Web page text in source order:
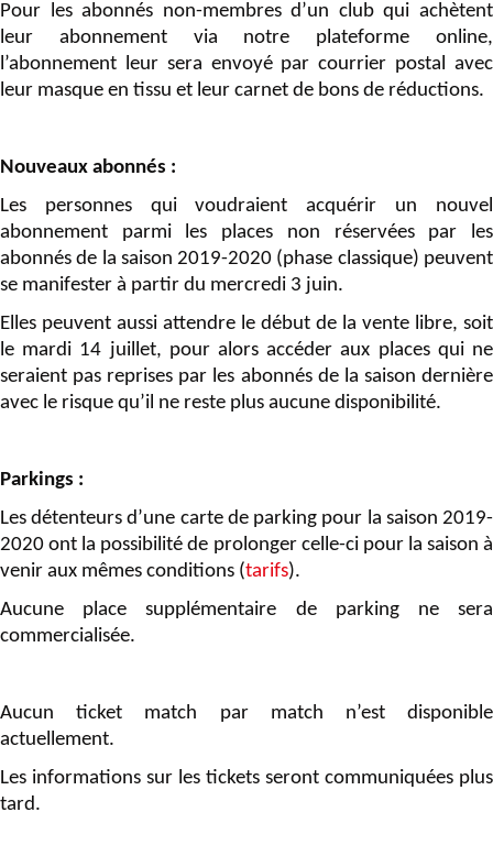
Pour les abonnés non-membres d’un club qui achètent
leur abonnement via notre plateforme online,
l’abonnement leur sera envoyé par courrier postal avec
leur masque en tissu et leur carnet de bons de réductions.
Nouveaux abonnés :
Les personnes qui voudraient acquérir un nouvel
abonnement parmi les places non réservées par les
abonnés de la saison 2019-2020 (phase classique) peuvent
se manifester à partir du mercredi 3 juin.
Elles peuvent aussi attendre le début de la vente libre, soit
le mardi 14 juillet, pour alors accéder aux places qui ne
seraient pas reprises par les abonnés de la saison dernière
avec le risque qu’il ne reste plus aucune disponibilité.
Parkings :
Les détenteurs d’une carte de parking pour la saison 2019-
2020 ont la possibilité de prolonger celle-ci pour la saison à
venir aux mêmes conditions (tarifs).
Aucune place supplémentaire de parking ne sera
commercialisée.
Aucun ticket match par match n’est disponible
actuellement.
Les informations sur les tickets seront communiquées plus
tard.